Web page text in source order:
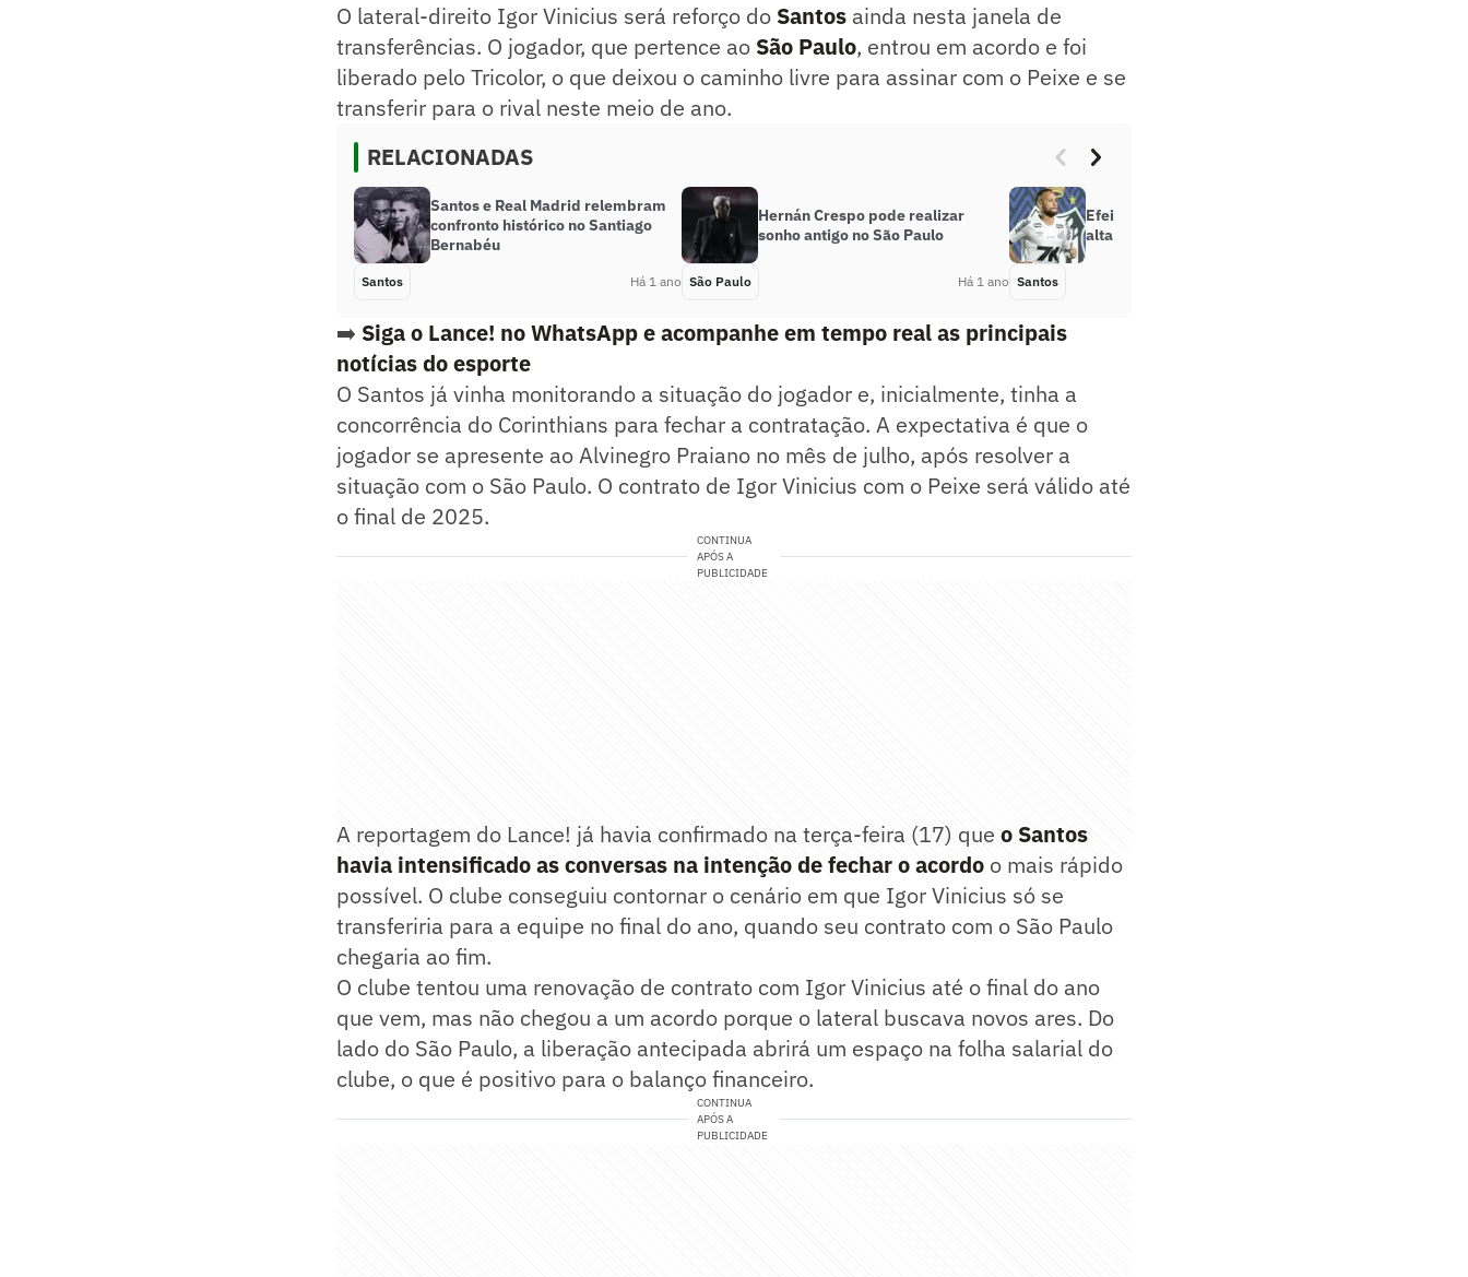
O lateral-direito Igor Vinicius será reforço do Santos ainda nesta janela de
transferências. O jogador, que pertence ao São Paulo, entrou em acordo e foi
liberado pelo Tricolor, o que deixou o caminho livre para assinar com o Peixe e se
transferir para o rival neste meio de ano.
RELACIONADAS
Santos e Real Madrid relembram
confronto histórico no Santiago
Bernabéu
Santos Há 1 ano
Hernán Crespo pode realizar
sonho antigo no São Paulo
São Paulo Há 1 ano
Efeito Neymar: Santos segue em
alta nas redes sociais
Santos
➡️ Siga o Lance! no WhatsApp e acompanhe em tempo real as principais
notícias do esporte
O Santos já vinha monitorando a situação do jogador e, inicialmente, tinha a
concorrência do Corinthians para fechar a contratação. A expectativa é que o
jogador se apresente ao Alvinegro Praiano no mês de julho, após resolver a
situação com o São Paulo. O contrato de Igor Vinicius com o Peixe será válido até
o final de 2025.
CONTINUA
APÓS A
PUBLICIDADE
A reportagem do Lance! já havia confirmado na terça-feira (17) que o Santos
havia intensificado as conversas na intenção de fechar o acordo o mais rápido
possível. O clube conseguiu contornar o cenário em que Igor Vinicius só se
transferiria para a equipe no final do ano, quando seu contrato com o São Paulo
chegaria ao fim.
O clube tentou uma renovação de contrato com Igor Vinicius até o final do ano
que vem, mas não chegou a um acordo porque o lateral buscava novos ares. Do
lado do São Paulo, a liberação antecipada abrirá um espaço na folha salarial do
clube, o que é positivo para o balanço financeiro.
CONTINUA
APÓS A
PUBLICIDADE